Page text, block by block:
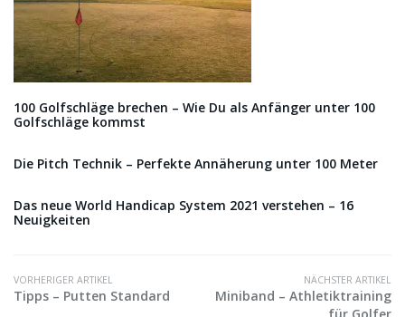
100 Golfschläge brechen – Wie Du als Anfänger unter 100
Golfschläge kommst
Die Pitch Technik – Perfekte Annäherung unter 100 Meter
Das neue World Handicap System 2021 verstehen – 16
Neuigkeiten
VORHERIGER ARTIKEL
Tipps – Putten Standard
NÄCHSTER ARTIKEL
Miniband – Athletiktraining
für Golfer